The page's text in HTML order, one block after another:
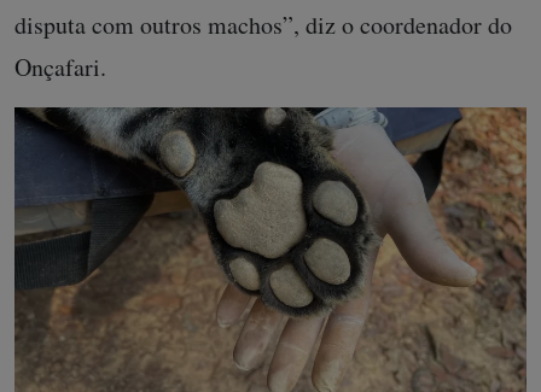
disputa com outros machos”, diz o coordenador do
Onçafari.